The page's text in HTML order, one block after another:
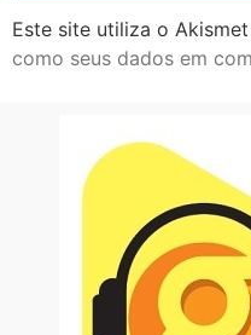
Este site utiliza o
como seus dados em